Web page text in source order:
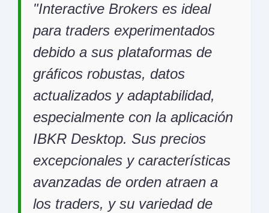
Interactive Brokers es ideal
para traders experimentados
debido a sus plataformas de
gráficos robustas, datos
actualizados y adaptabilidad,
especialmente con la aplicación
IBKR Desktop. Sus precios
excepcionales y características
avanzadas de orden atraen a
los traders, y su variedad de